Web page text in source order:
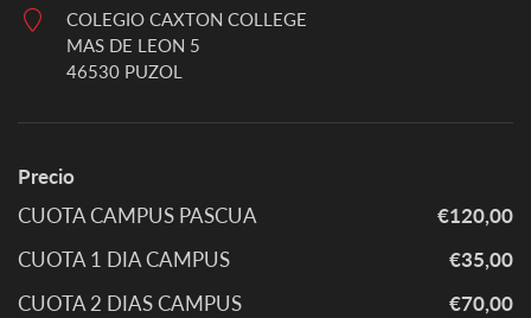
COLEGIO CAXTON COLLEGE
MAS DE LEON 5
46530 PUZOL
Precio
CUOTA CAMPUS PASCUA
€120,00
CUOTA 1 DIA CAMPUS
€35,00
CUOTA 2 DIAS CAMPUS
€70,00